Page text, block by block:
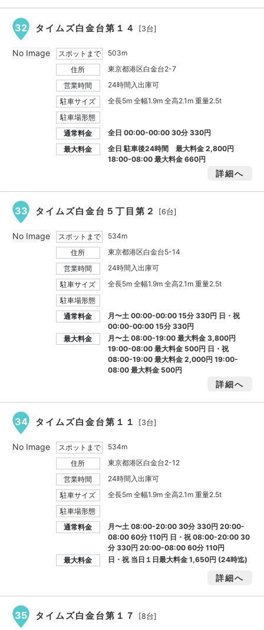
32 タイムズ白金台第１４ [3台]
スポットまで
503m
住所
東京都港区白金台2-7
営業時間
24時間入出庫可
駐車サイズ
全長5m 全幅1.9m 全高2.1m 重量2.5t
駐車場形態
通常料金
全日 00:00-00:00 30分 330円
最大料金
全日 駐車後24時間 最大料金2,800円
18:00-08:00 最大料金660円
詳細へ
No Image
33 タイムズ白金台５丁目第２ [6台]
スポットまで
534m
住所
東京都港区白金台5-14
営業時間
24時間入出庫可
駐車サイズ
全長5m 全幅1.9m 全高2.1m 重量2.5t
駐車場形態
通常料金
月〜土 00:00-00:00 15分 330円 日・祝
00:00-00:00 15分 330円
最大料金
月〜土 08:00-19:00 最大料金3,800円
19:00-08:00 最大料金 500円 日・祝
08:00-19:00 最大料金2,000円19:00-
08:00 最大料金 500円
詳細へ
No Image
34 タイムズ白金台第１１ [3台]
スポットまで
534m
住所
東京都港区白金台2-12
営業時間
24時間入出庫可
駐車サイズ
全長5m 全幅1.9m 全高2.1m 重量2.5t
駐車場形態
通常料金
月〜土 08:00-20:00 30分 330円 20:00-
08:00 60分 110円 日・祝 08:00-20:00 30
分 330円 20:00-08:00 60分 110円
最大料金
日・祝 当日１日最大料金1,650円 (24時迄)
詳細へ
No Image
35 タイムズ白金台第１７ [8台]